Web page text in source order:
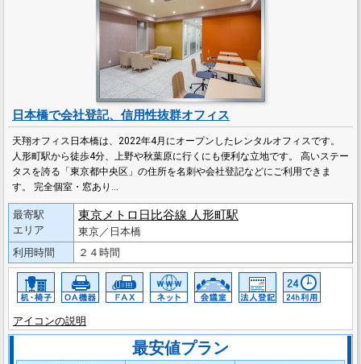
日本橋で会社登記、信用性抜群オフィス
天翔オフィス日本橋は、2022年4月にオープンしたレンタルオフィスです。
人形町駅から徒歩4分、上野や秋葉原に行くにも便利な立地です。 高いステー
タスを誇る「東京都中央区」の住所を名刺や会社登記などにご利用できま
す。 完全個室・窓あり…
最寄駅
エリア
東京メトロ日比谷線 人形町駅
東京／日本橋
利用時間
２４時間
アイコンの説明
最安値プラン